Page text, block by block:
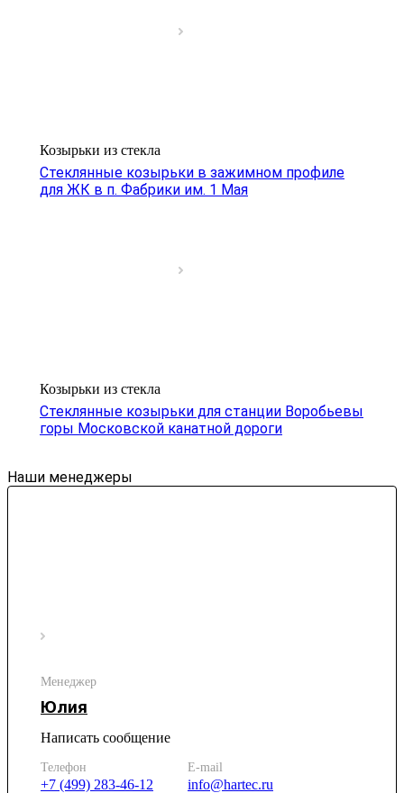
Козырьки из стекла
Стеклянные козырьки в зажимном профиле
для ЖК в п. Фабрики им. 1 Мая
Козырьки из стекла
Стеклянные козырьки для станции Воробьевы
горы Московской канатной дороги
Наши менеджеры
Менеджер
Юлия
Написать сообщение
Телефон
+7 (499) 283-46-12
E-mail
info@hartec.ru